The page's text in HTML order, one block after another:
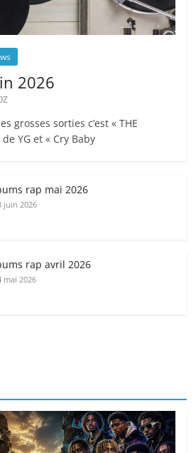
2026
grosses sorties c’est « THE
de YG et « Cry Baby
rap mai 2026
juin 2026
rap avril 2026
mai 2026